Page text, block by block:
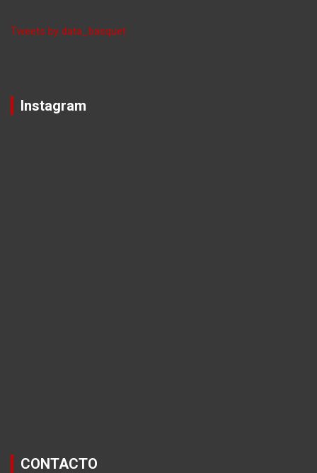
Tweets by data_basquet
Instagram
CONTACTO